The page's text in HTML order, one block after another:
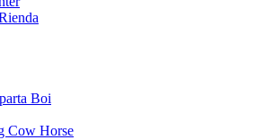
Boi
Cow Horse